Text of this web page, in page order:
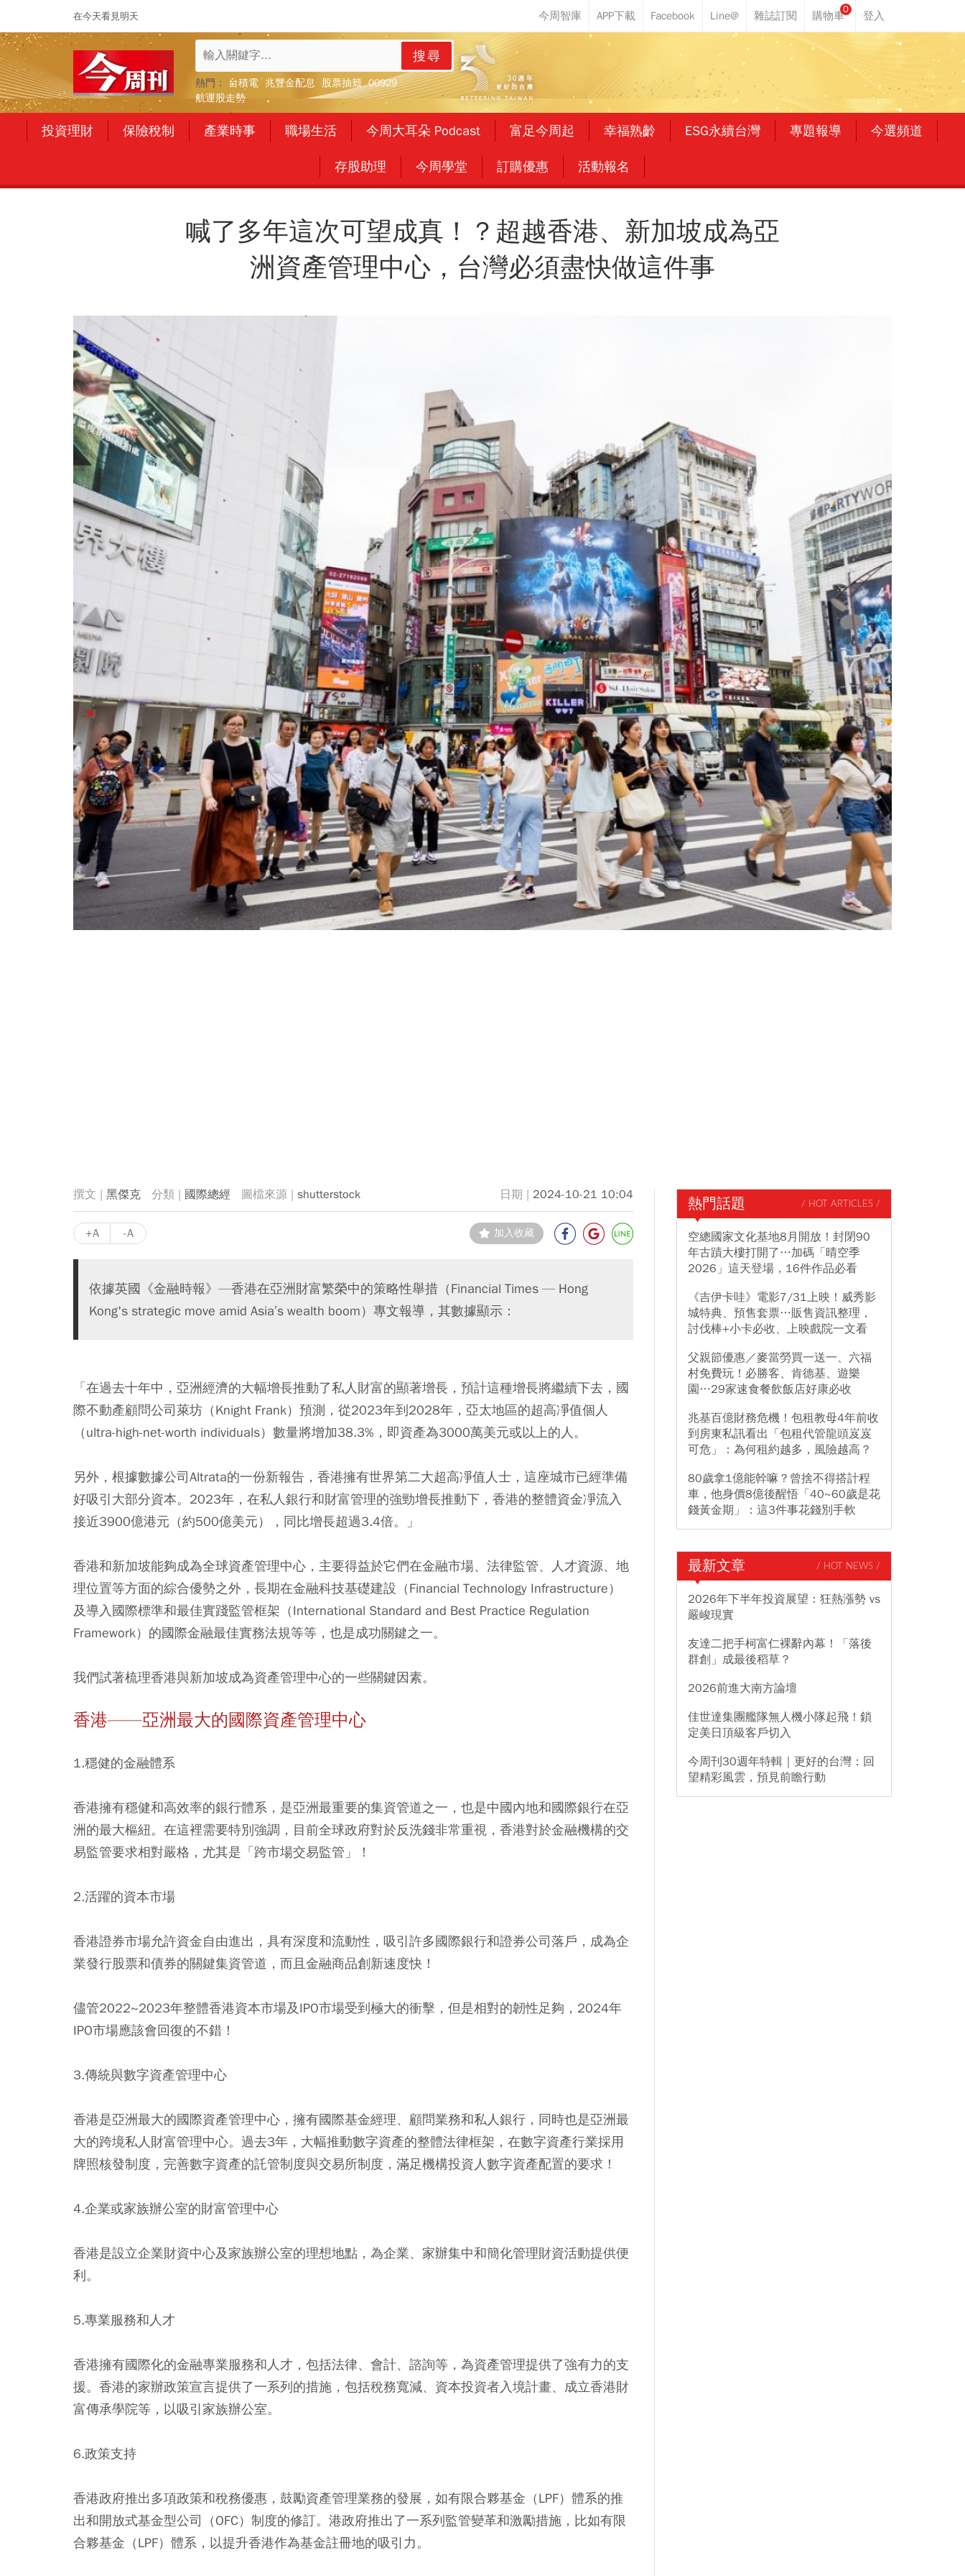
在今天看見明天
0
搜尋
熱門： 台積電 兆豐金配息 股票抽籤 00929
航運股走勢
投資理財 保險稅制 產業時事 職場生活 今周大耳朵 Podcast 富足今周起 幸福熟齡 ESG永續台灣 專題報導 今選頻道
存股助理 今周學堂 訂購優惠 活動報名
喊了多年這次可望成真！？超越香港、新加坡成為亞
洲資產管理中心，台灣必須盡快做這件事
黑傑克 國際總經 shutterstock 2024-10-21 10:04
+A -A 加入收藏
依據英國《金融時報》—香港在亞洲財富繁榮中的策略性舉措（Financial Times — Hong
Kong's strategic move amid Asia’s wealth boom）專文報導，其數據顯示：
「在過去十年中，亞洲經濟的大幅增長推動了私人財富的顯著增長，預計這種增長將繼續下去，國
際不動產顧問公司萊坊（Knight Frank）預測，從2023年到2028年，亞太地區的超高凈值個人
（ultra-high-net-worth individuals）數量將增加38.3%，即資產為3000萬美元或以上的人。
另外，根據數據公司Altrata的一份新報告，香港擁有世界第二大超高凈值人士，這座城市已經準備
好吸引大部分資本。2023年，在私人銀行和財富管理的強勁增長推動下，香港的整體資金凈流入
接近3900億港元（約500億美元），同比增長超過3.4倍。」
香港和新加坡能夠成為全球資產管理中心，主要得益於它們在金融市場、法律監管、人才資源、地
理位置等方面的綜合優勢之外，長期在金融科技基礎建設（Financial Technology Infrastructure）
及導入國際標準和最佳實踐監管框架（International Standard and Best Practice Regulation
Framework）的國際金融最佳實務法規等等，也是成功關鍵之一。
我們試著梳理香港與新加坡成為資產管理中心的一些關鍵因素。
香港——亞洲最大的國際資產管理中心
1.穩健的金融體系
香港擁有穩健和高效率的銀行體系，是亞洲最重要的集資管道之一，也是中國內地和國際銀行在亞
洲的最大樞紐。在這裡需要特別強調，目前全球政府對於反洗錢非常重視，香港對於金融機構的交
易監管要求相對嚴格，尤其是「跨市場交易監管」！
2.活躍的資本市場
香港證券市場允許資金自由進出，具有深度和流動性，吸引許多國際銀行和證券公司落戶，成為企
業發行股票和債券的關鍵集資管道，而且金融商品創新速度快！
儘管2022~2023年整體香港資本市場及IPO市場受到極大的衝擊，但是相對的韌性足夠，2024年
IPO市場應該會回復的不錯！
3.傳統與數字資產管理中心
香港是亞洲最大的國際資產管理中心，擁有國際基金經理、顧問業務和私人銀行，同時也是亞洲最
大的跨境私人財富管理中心。過去3年，大幅推動數字資產的整體法律框架，在數字資產行業採用
牌照核發制度，完善數字資產的託管制度與交易所制度，滿足機構投資人數字資產配置的要求！
4.企業或家族辦公室的財富管理中心
香港是設立企業財資中心及家族辦公室的理想地點，為企業、家辦集中和簡化管理財資活動提供便
利。
5.專業服務和人才
香港擁有國際化的金融專業服務和人才，包括法律、會計、諮詢等，為資產管理提供了強有力的支
援。香港的家辦政策宣言提供了一系列的措施，包括稅務寬減、資本投資者入境計畫、成立香港財
富傳承學院等，以吸引家族辦公室。
6.政策支持
香港政府推出多項政策和稅務優惠，鼓勵資產管理業務的發展，如有限合夥基金（LPF）體系的推
出和開放式基金型公司（OFC）制度的修訂。港政府推出了一系列監管變革和激勵措施，比如有限
合夥基金（LPF）體系，以提升香港作為基金註冊地的吸引力。
熱門話題 / HOT ARTICLES /
空總國家文化基地8月開放！封閉90
年古蹟大樓打開了…加碼「晴空季
2026」這天登場，16件作品必看
《吉伊卡哇》電影7/31上映！威秀影
城特典、預售套票…販售資訊整理，
討伐棒+小卡必收、上映戲院一文看
父親節優惠／麥當勞買一送一、六福
村免費玩！必勝客、肯德基、遊樂
園…29家速食餐飲飯店好康必收
兆基百億財務危機！包租教母4年前收
到房東私訊看出「包租代管龍頭岌岌
可危」：為何租約越多，風險越高？
80歲拿1億能幹嘛？曾捨不得搭計程
車，他身價8億後醒悟「40~60歲是花
錢黃金期」：這3件事花錢別手軟
最新文章 / HOT NEWS /
2026年下半年投資展望：狂熱漲勢 vs
嚴峻現實
友達二把手柯富仁裸辭內幕！「落後
群創」成最後稻草？
2026前進大南方論壇
佳世達集團艦隊無人機小隊起飛！鎖
定美日頂級客戶切入
今周刊30週年特輯｜更好的台灣：回
望精彩風雲，預見前瞻行動